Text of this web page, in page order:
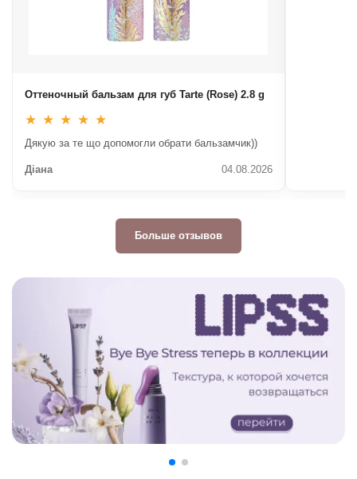
Оттеночный бальзам для губ Tarte (Rose) 2.8 g
★ ★ ★ ★ ★
Дякую за те що допомогли обрати бальзамчик))
Діана 04.08.2026
Больше отзывов